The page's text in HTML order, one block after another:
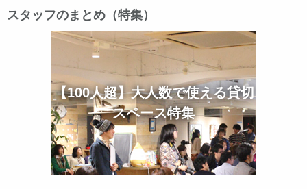
スタッフのまとめ（特集）
【100人超】大人数で使える貸切
スペース特集